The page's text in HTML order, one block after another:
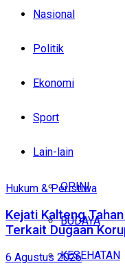
Nasional
Politik
Ekonomi
Sport
Lain-lain
OPINI
BUDAYA
KESEHATAN
Hukum & Peristiwa
Kejati Kalteng
Terkait Dugaan
6 Agustus 2026